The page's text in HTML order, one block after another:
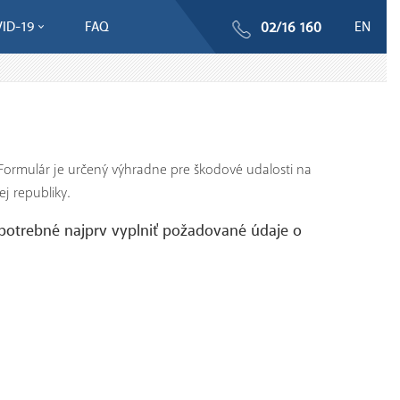
02/16 160 EN
19 FAQ
je určený výhradne pre škodové udalosti na
republiky.
najprv vyplniť požadované údaje o